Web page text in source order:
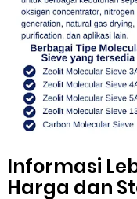
Informasi
Harga dan